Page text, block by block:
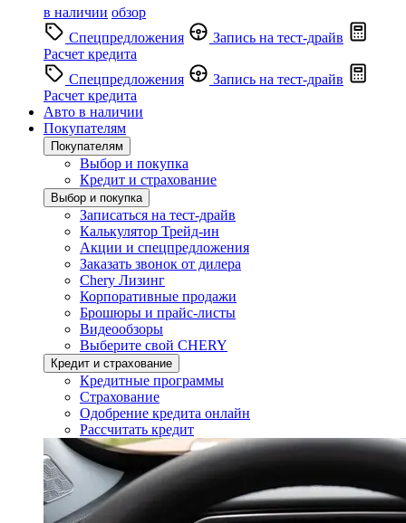
в наличии обзор
Спецпредложения
Запись на тест-драйв
Расчет кредита
Спецпредложения
Запись на тест-драйв
Расчет кредита
Авто в наличии
Покупателям
Покупателям
Выбор и покупка
Кредит и страхование
Выбор и покупка
Записаться на тест-драйв
Калькулятор Трейд-ин
Акции и спецпредложения
Заказать звонок от дилера
Chery Лизинг
Корпоративные продажи
Брошюры и прайс-листы
Видеообзоры
Выберите свой CHERY
Кредит и страхование
Кредитные программы
Страхование
Одобрение кредита онлайн
Рассчитать кредит